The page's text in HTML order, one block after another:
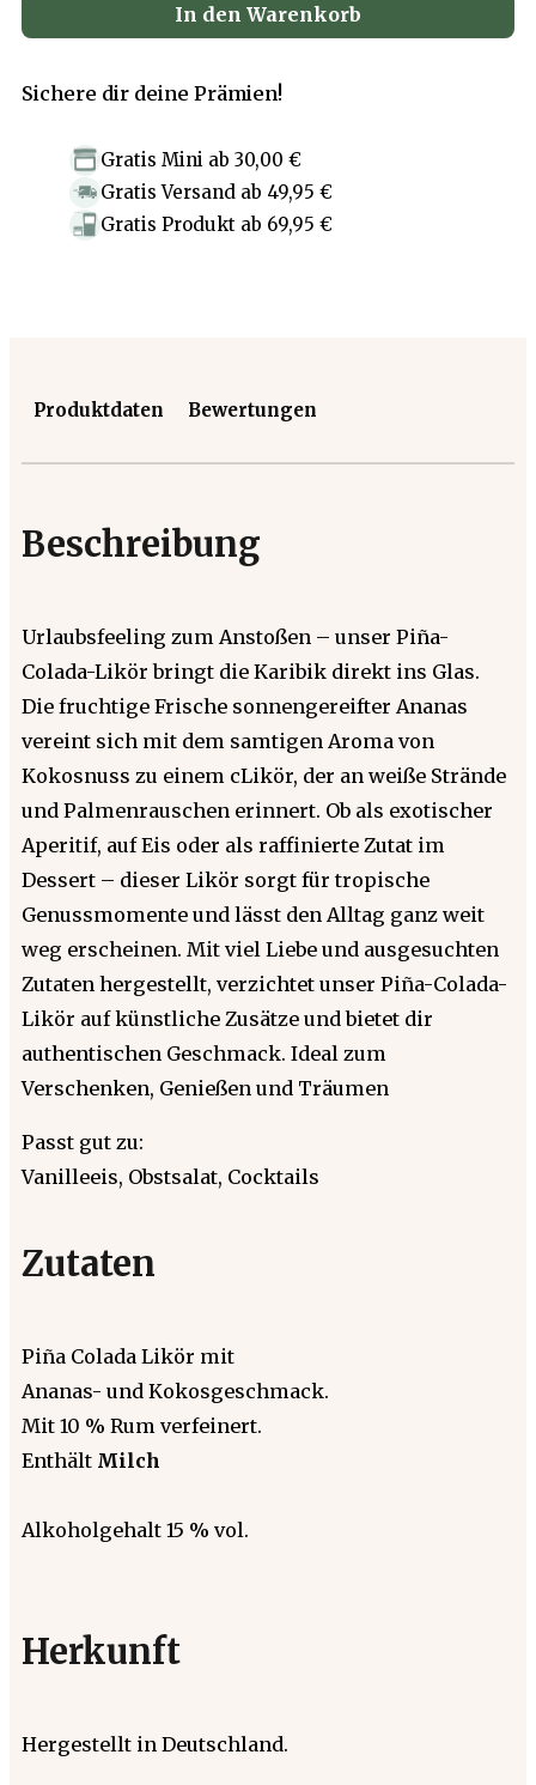
In den Warenkorb
Sichere dir deine Prämien!
Gratis Mini ab 30,00 €
Gratis Versand ab 49,95 €
Gratis Produkt ab 69,95 €
Produktdaten Bewertungen
Beschreibung
Urlaubsfeeling zum Anstoßen – unser Piña-
Colada-Likör bringt die Karibik direkt ins Glas.
Die fruchtige Frische sonnengereifter Ananas
vereint sich mit dem samtigen Aroma von
Kokosnuss zu einem cLikör, der an weiße Strände
und Palmenrauschen erinnert. Ob als exotischer
Aperitif, auf Eis oder als raffinierte Zutat im
Dessert – dieser Likör sorgt für tropische
Genussmomente und lässt den Alltag ganz weit
weg erscheinen. Mit viel Liebe und ausgesuchten
Zutaten hergestellt, verzichtet unser Piña-Colada-
Likör auf künstliche Zusätze und bietet dir
authentischen Geschmack. Ideal zum
Verschenken, Genießen und Träumen
Passt gut zu:
Vanilleeis, Obstsalat, Cocktails
Zutaten
Piña Colada Likör mit
Ananas- und Kokosgeschmack.
Mit 10 % Rum verfeinert.
Enthält Milch
Alkoholgehalt 15 % vol.
Herkunft
Hergestellt in Deutschland.